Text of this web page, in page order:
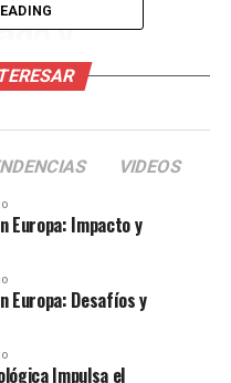
y
realizado a través de
de las frases más
ya había sido objeto
en el programa
Palabra. En el video,
VIDEOS
Europa: Impacto y
Europa: Desafíos y
Impulsa el